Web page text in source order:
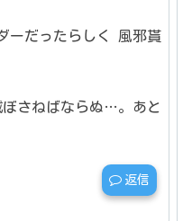
ーだったらしく
風邪貰
ぼさねばならぬ…。あと
返信